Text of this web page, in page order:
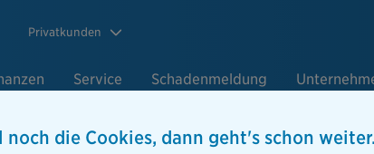
Privatkunden
Service Schadenmeldung
noch die Cookies, dann geht's schon weiter.